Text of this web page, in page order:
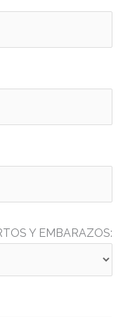
Y EMBARAZOS: